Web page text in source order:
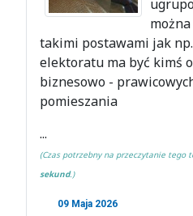
takimi postawami jak
elektoratu ma być kimś
biznesowo -
pomieszania
...
(Czas potrzebny na przeczytanie tego
sekund.)
09 Maja 2026